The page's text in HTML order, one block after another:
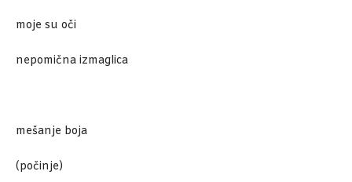
moje su oči
nepomična izmaglica
mešanje boja
(počinje)